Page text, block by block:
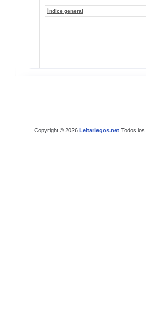
Índice general
Copyright © 2026 Leitariegos.netTodos los